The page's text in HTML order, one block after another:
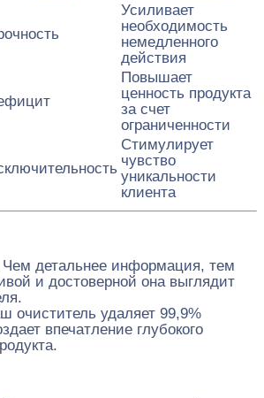
Усиливает
необходимость
немедленного
действия
Повышает
ценность продукта
за счет
ограниченности
Стимулирует
чувство
уникальности
клиента
детальнее информация, тем
и достоверной она выглядит
очиститель удаляет 99,9%
впечатление глубокого